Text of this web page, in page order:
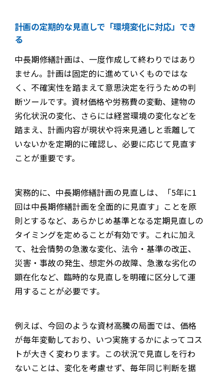
計画の定期的な見直しで「環境変化に対応」でき
る
中長期修繕計画は、一度作成して終わりではあり
ません。計画は固定的に進めていくものではな
く、不確実性を踏まえて意思決定を行うための判
断ツールです。資材価格や労務費の変動、建物の
劣化状況の変化、さらには経営環境の変化などを
踏まえ、計画内容が現状や将来見通しと乖離して
いないかを定期的に確認し、必要に応じて見直す
ことが重要です。
実務的に、中長期修繕計画の見直しは、「5年に1
回は中長期修繕計画を全面的に見直す」ことを原
則とするなど、あらかじめ基準となる定期見直しの
タイミングを定めることが有効です。これに加え
て、社会情勢の急激な変化、法令・基準の改正、
災害・事故の発生、想定外の故障、急激な劣化の
顕在化など、臨時的な見直しを明確に区分して運
用することが必要です。
例えば、今回のような資材高騰の局面では、価格
が毎年変動しており、いつ実施するかによってコス
トが大きく変わります。この状況で見直しを行わ
ないことは、変化を考慮せず、毎年同じ判断を据